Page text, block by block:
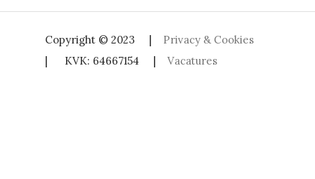
Copyright © 2023 | Privacy & Cookies
| KVK: 64667154 |Vacatures